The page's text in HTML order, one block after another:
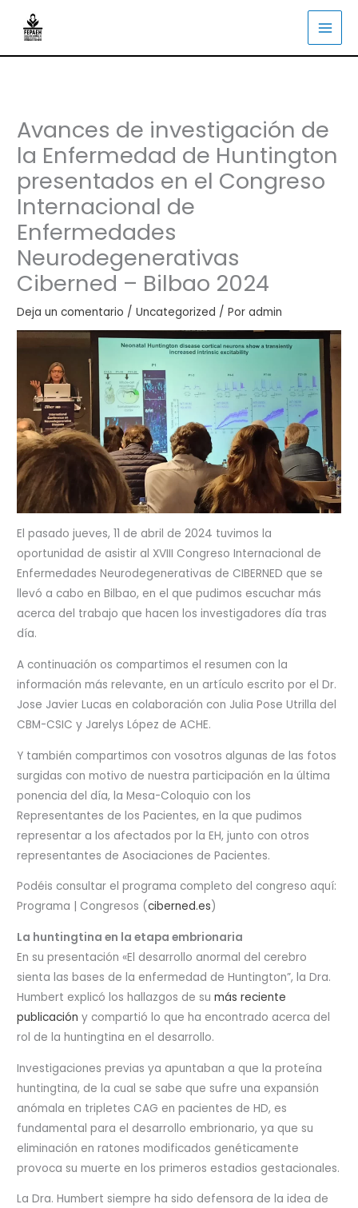
Avances de investigación de
la Enfermedad de Huntington
presentados en el Congreso
Internacional de
Enfermedades
Neurodegenerativas
Ciberned – Bilbao 2024
Deja un comentario /Uncategorized / Poradmin
El pasado jueves, 11 de abril de 2024 tuvimos la
oportunidad de asistir al XVIII Congreso Internacional de
Enfermedades Neurodegenerativas de CIBERNED que se
llevó a cabo en Bilbao, en el que pudimos escuchar más
acerca del trabajo que hacen los investigadores día tras
día.
A continuación os compartimos el resumen con la
información más relevante, en un artículo escrito por el Dr.
Jose Javier Lucas en colaboración con Julia Pose Utrilla del
CBM-CSIC y Jarelys López de ACHE.
Y también compartimos con vosotros algunas de las fotos
surgidas con motivo de nuestra participación en la última
ponencia del día, la Mesa-Coloquio con los
Representantes de los Pacientes, en la que pudimos
representar a los afectados por la EH, junto con otros
representantes de Asociaciones de Pacientes.
Podéis consultar el programa completo del congreso aquí:
Programa | Congresos (ciberned.es)
La huntingtina en la etapa embrionaria
En su presentación «El desarrollo anormal del cerebro
sienta las bases de la enfermedad de Huntington”, la Dra.
Humbert explicó los hallazgos de su más reciente
publicación y compartió lo que ha encontrado acerca del
rol de la huntingtina en el desarrollo.
Investigaciones previas ya apuntaban a que la proteína
huntingtina, de la cual se sabe que sufre una expansión
anómala en tripletes CAG en pacientes de HD, es
fundamental para el desarrollo embrionario, ya que su
eliminación en ratones modificados genéticamente
provoca su muerte en los primeros estadios gestacionales.
La Dra. Humbert siempre ha sido defensora de la idea de